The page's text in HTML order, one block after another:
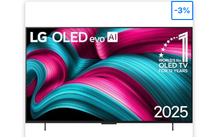
-3%